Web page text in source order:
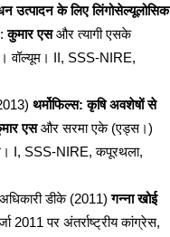
उत्पादन के लिए लिंगोसेल्यूलोसिक
कुमार एसऔर त्यागी एसके
वॉल्यूम। II, SSS-NIRE,
थर्मोफिल्स: कृषि अवशेषों से
एसऔर सरमा एके (एड्स।)
I, SSS-NIRE, कपूरथला,
डीके (2011)गन्ना खोई
2011 पर अंतर्राष्ट्रीय कांग्रेस,